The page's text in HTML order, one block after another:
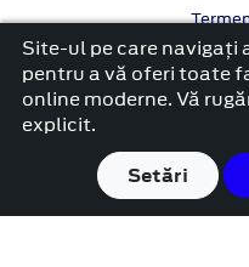
platformă
Site-ul pe care navigați
pentru a vă oferi toate
online moderne. Vă
explicit.
Setări